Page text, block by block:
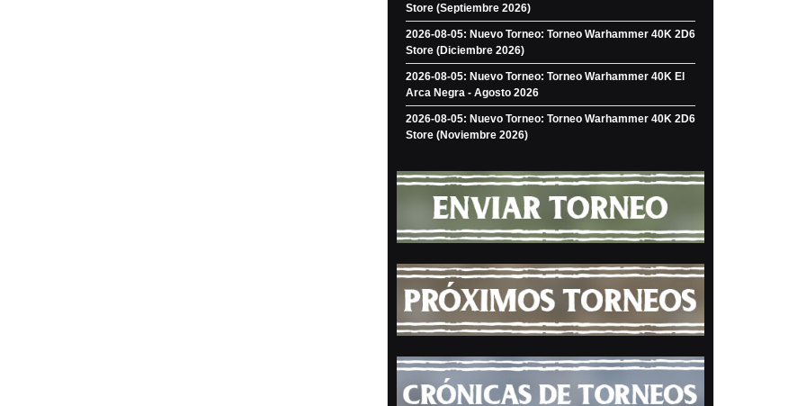
Store (Septiembre 2026)
2026-08-05: Nuevo Torneo: Torneo Warhammer 40K 2D6
Store (Diciembre 2026)
2026-08-05: Nuevo Torneo: Torneo Warhammer 40K El
Arca Negra - Agosto 2026
2026-08-05: Nuevo Torneo: Torneo Warhammer 40K 2D6
Store (Noviembre 2026)